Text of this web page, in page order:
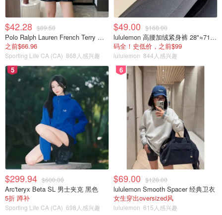
$42.28 $89.50
Polo Ralph Lauren French Terry 女童连帽卫衣 7-16码
之前$66.96
Sporting Life CA (CA) 868人感兴趣
$49.00 $168.00
lululemon 高腰加绒紧身裤 28"≈71cm 5个口袋
码全！史低价，之前$99
lululemon 844人感兴趣
5
$299.94 $600.00
Arc'teryx Beta SL 男士夹克 黑色
5折 蹲补
Sporting Life CA (CA) 698人感兴趣
6
$69.00 $128.00
lululemon Smooth Spacer 经典卫衣
女生穿出oversized风
lululemon 615人感兴趣